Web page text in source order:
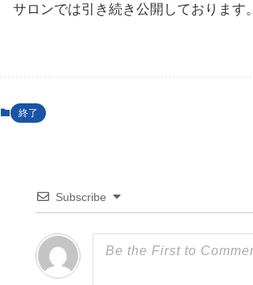
サロンでは引き続き公開しております。
終了
Subscribe